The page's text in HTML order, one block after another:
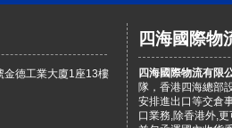
金德工業大廈1座13樓
四海國際物
四海國際物流有限
隊，香港四海總部
安排進出口等交倉
口業務,除香港外,